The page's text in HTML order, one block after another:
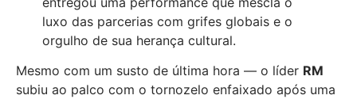
luxo das parcerias com grifes globais e o
orgulho de sua herança cultural.
Mesmo com um susto de última hora — o líder RM
subiu ao palco com o tornozelo enfaixado após uma